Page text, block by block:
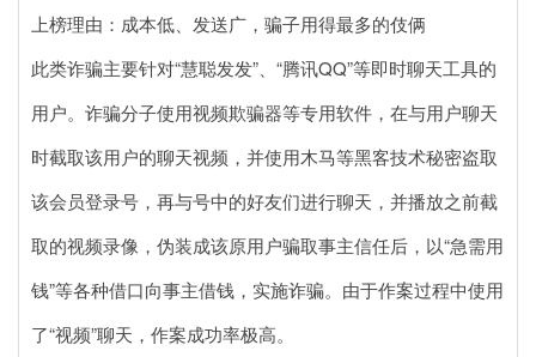
上榜理由：成本低、发送广，骗子用得最多的伎俩
此类诈骗主要针对“慧聪发发”、“腾讯QQ”等即时聊天工具的
用户。诈骗分子使用视频欺骗器等专用软件，在与用户聊天
时截取该用户的聊天视频，并使用木马等黑客技术秘密盗取
该会员登录号，再与号中的好友们进行聊天，并播放之前截
取的视频录像，伪装成该原用户骗取事主信任后，以“急需用
钱”等各种借口向事主借钱，实施诈骗。由于作案过程中使用
了“视频”聊天，作案成功率极高。